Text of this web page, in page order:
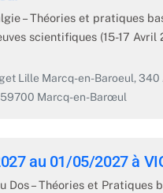
– Théories et pratiques
scientifiques (15-17 Avril
Lille Marcq-en-Baroeul, 340
59700 Marcq-en-Barœul
au 01/05/2027 à
Dos – Théories et Pratiques